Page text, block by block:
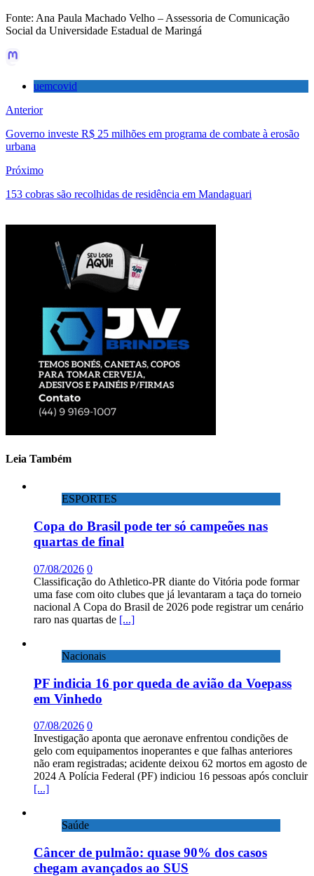
Fonte: Ana Paula Machado Velho – Assessoria de Comunicação
Social da Universidade Estadual de Maringá
uemcovid
Anterior
Governo investe R$ 25 milhões em programa de combate à erosão
urbana
Próximo
153 cobras são recolhidas de residência em Mandaguari
Leia Também
ESPORTES
Copa do Brasil pode ter só campeões nas
quartas de final
07/08/2026 0
Classificação do Athletico-PR diante do Vitória pode formar
uma fase com oito clubes que já levantaram a taça do torneio
nacional A Copa do Brasil de 2026 pode registrar um cenário
raro nas quartas de [...]
Nacionais
PF indicia 16 por queda de avião da Voepass
em Vinhedo
07/08/2026 0
Investigação aponta que aeronave enfrentou condições de
gelo com equipamentos inoperantes e que falhas anteriores
não eram registradas; acidente deixou 62 mortos em agosto de
2024 A Polícia Federal (PF) indiciou 16 pessoas após concluir
[...]
Saúde
Câncer de pulmão: quase 90% dos casos
chegam avançados ao SUS